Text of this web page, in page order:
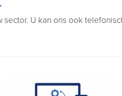
U kan ons ook